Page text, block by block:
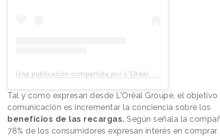
Una publicación compartida por L'Oréal Groupe (@lorealgroupe)
Tal y como expresan desde L'Oréal Groupe, el objetivo
comunicación es incrementar la conciencia sobre los
beneficios de las recargas. Según señala la
78% de los consumidores expresan interés en comprar